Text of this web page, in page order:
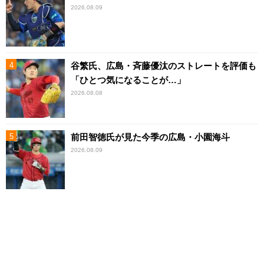
2026.08.09
谷繁氏、広島・斉藤優汰のストレートを評価も
「ひとつ気になることが…」
2026.08.08
前田智徳氏が見た今季の広島・小園海斗
2026.08.09